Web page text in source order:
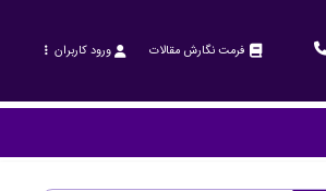
فرمت نگارش مقالات ورود کاربران